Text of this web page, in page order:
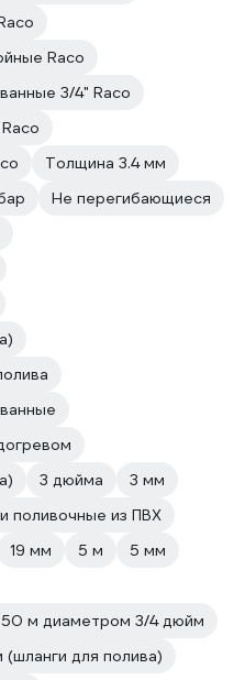
Raco
3/4" Raco
Толщина 3.4 мм
Не перегибающиеся
3 дюйма
3 мм
поливочные из ПВХ
19 мм 5 м
5 мм
м диаметром 3/4 дюйм
для полива)